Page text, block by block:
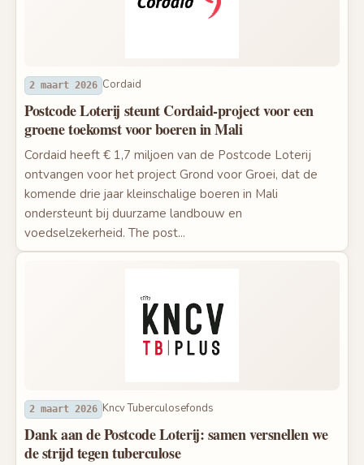
2 maart 2026 Cordaid
Postcode Loterij steunt Cordaid-project voor een
groene toekomst voor boeren in Mali
Cordaid heeft € 1,7 miljoen van de Postcode Loterij
ontvangen voor het project Grond voor Groei, dat de
komende drie jaar kleinschalige boeren in Mali
ondersteunt bij duurzame landbouw en
voedselzekerheid. The post...
2 maart 2026 Kncv Tuberculosefonds
Dank aan de Postcode Loterij: samen versnellen we
de strijd tegen tuberculose